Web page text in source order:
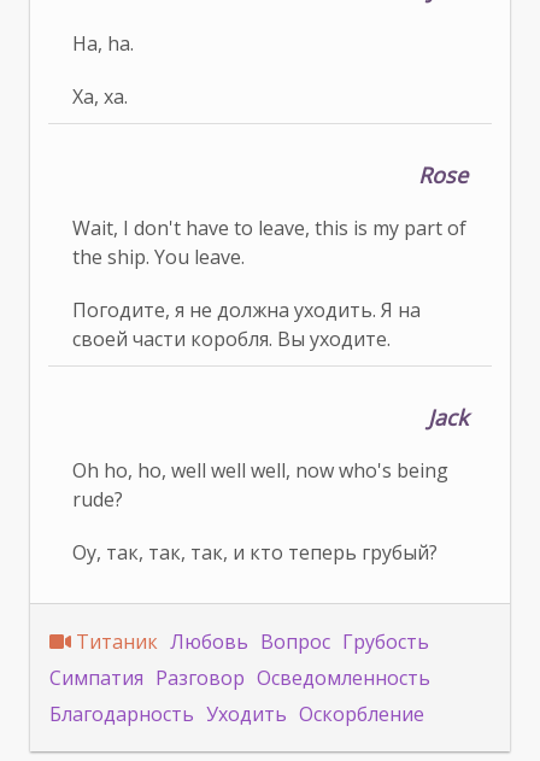
Ha, ha.
Ха, ха.
Rose
Wait, I don't have to leave, this is my part of
the ship. You leave.
Погодите, я не должна уходить. Я на
своей части коробля. Вы уходите.
Jack
Oh ho, ho, well well well, now who's being
rude?
Оу, так, так, так, и кто теперь грубый?
Титаник Любовь Вопрос Грубость
Симпатия Разговор Осведомленность
Благодарность Уходить Оскорбление